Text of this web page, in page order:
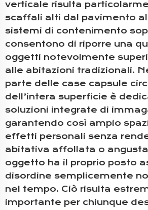
verticale risulta
scaffali alti dal pavimento
sistemi di contenimento
consentono di riporre una
oggetti notevolmente
alle abitazioni tradizionali.
parte delle case capsule
dell’intera superficie è
soluzioni integrate di
garantendo così ampio
effetti personali senza
abitativa affollata o
oggetto ha il proprio posto
disordine semplicemente
nel tempo. Ciò risulta
importante per chiunque